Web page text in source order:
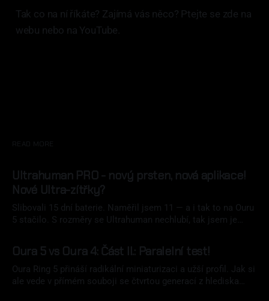
Tak co na ní říkáte? Zajímá vás něco? Ptejte se zde na
webu nebo na YouTube.
READ MORE
Ultrahuman PRO - nový prsten, nová aplikace!
Nové Ultra-zítřky?
Slibovali 15 dní baterie. Naměřil jsem 11 — a i tak to na Ouru
5 stačilo. S rozměry se Ultrahuman nechlubí, tak jsem je
aplikaci Emerald, magnetické nabíjení a luxusní pouzdro v
ceně. Zaplatíte za to ale tloušťkou.
Oura 5 vs Oura 4: Část II.: Paralelní test!
Oura Ring 5 přináší radikální miniaturizaci a užší profil. Jak si
ale vede v přímém souboji se čtvrtou generací z hlediska